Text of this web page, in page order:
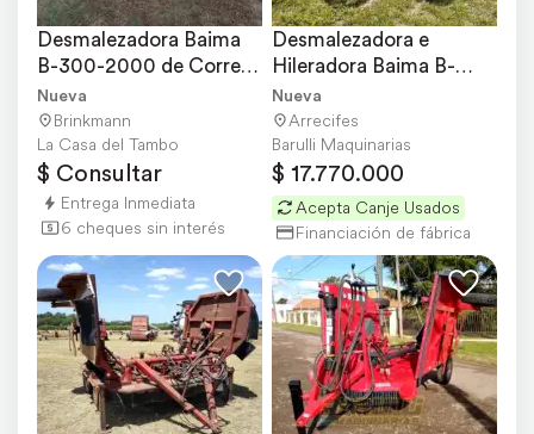
Desmalezadora Baima
B-300-2000 de Correa
Plana-
Nueva
Brinkmann
La Casa del Tambo
$ Consultar
Entrega Inmediata
6 cheques sin interés
Desmalezadora e
Hileradora Baima B-
300-2000 Disponible
Nueva
Arrecifes
Barulli Maquinarias
$ 17.770.000
Acepta Canje Usados
Financiación de fábrica